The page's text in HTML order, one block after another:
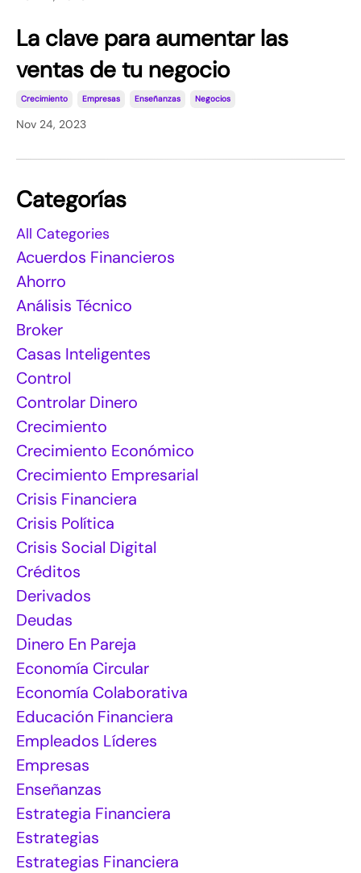
La clave para aumentar las
ventas de tu negocio
Crecimiento Empresas Enseñanzas Negocios
Nov 24, 2023
Categorías
All Categories
Acuerdos Financieros
Ahorro
Análisis Técnico
Broker
Casas Inteligentes
Control
Controlar Dinero
Crecimiento
Crecimiento Económico
Crecimiento Empresarial
Crisis Financiera
Crisis Política
Crisis Social Digital
Créditos
Derivados
Deudas
Dinero En Pareja
Economía Circular
Economía Colaborativa
Educación Financiera
Empleados Líderes
Empresas
Enseñanzas
Estrategia Financiera
Estrategias
Estrategias Financiera